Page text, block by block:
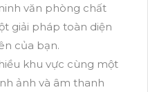
văn phòng chất
giải pháp toàn diện
của bạn.
khu vực cùng một
ảnh và âm thanh